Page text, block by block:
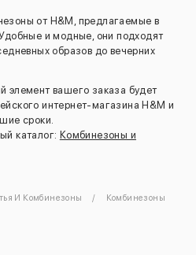
от H&M, предлагаемые в
и модные, они подходят
образов до вечерних
элемент вашего заказа будет
интернет-магазина H&M и
сроки.
каталог: Комбинезоны и
И Комбинезоны Комбинезоны